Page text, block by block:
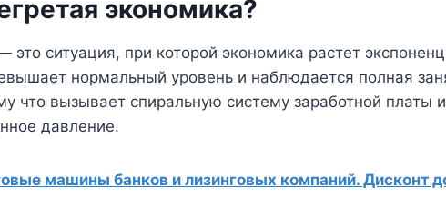
экономика?
это ситуация, при которой экономика растет
нормальный уровень и наблюдается полная
что вызывает спиральную систему заработной платы
давление.
машины банков и лизинговых компаний. Дисконт